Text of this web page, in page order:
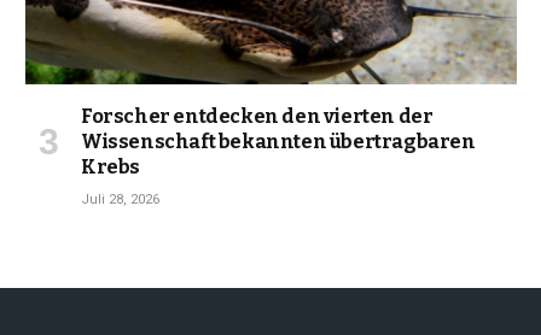
Forscher entdecken den vierten der
Wissenschaft bekannten übertragbaren
Krebs
Juli 28, 2026